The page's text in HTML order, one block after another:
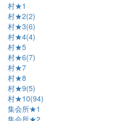
村★1
村★2(2)
村★3(6)
村★4(4)
村★5
村★6(7)
村★7
村★8
村★9(5)
村★10(94)
集会所★1
集会所★2